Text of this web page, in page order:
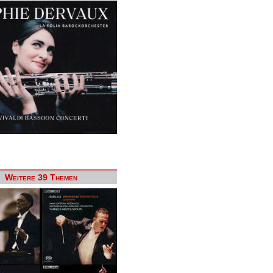
Weitere 39 Themen